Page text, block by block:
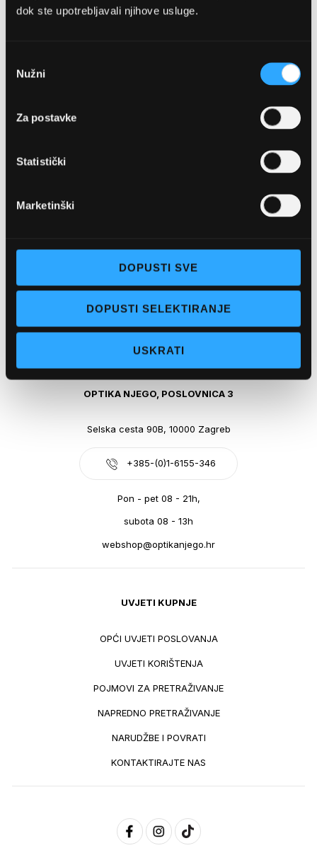
dok ste upotrebljavali njihove usluge.
pristanka
Nužni
Za postavke
Statistički
Marketinški
DOPUSTI SVE
DOPUSTI SELEKTIRANJE
USKRATI
OPTIKA NJEGO, POSLOVNICA 1
Pon - pet: 07 - 21h,
Sub: 07-21h
webshop@optikanjego.hr
OPTIKA NJEGO, POSLOVNICA 3
Selska cesta 90B, 10000 Zagreb
+385-(0)1-6155-346
Pon - pet 08 - 21h,
subota 08 - 13h
webshop@optikanjego.hr
UVJETI KUPNJE
OPĆI UVJETI POSLOVANJA
UVJETI KORIŠTENJA
POJMOVI ZA PRETRAŽIVANJE
NAPREDNO PRETRAŽIVANJE
NARUDŽBE I POVRATI
KONTAKTIRAJTE NAS